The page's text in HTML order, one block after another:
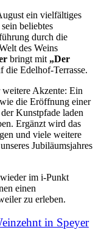
ein vielfältiges
beliebtes
durch die
des Weins
bringt mit „Der
die Edelhof-Terrasse.
Akzente: Ein
die Eröffnung einer
Kunstpfade laden
Ergänzt wird das
und viele weitere
Jubiläumsjahres
im i-Punkt
einen
zu erleben.
in Speyer